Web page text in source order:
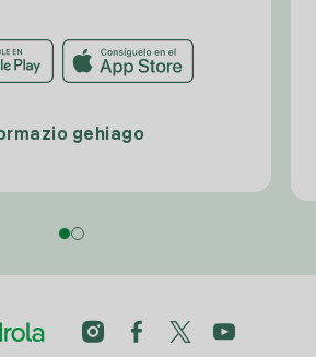
gehiago